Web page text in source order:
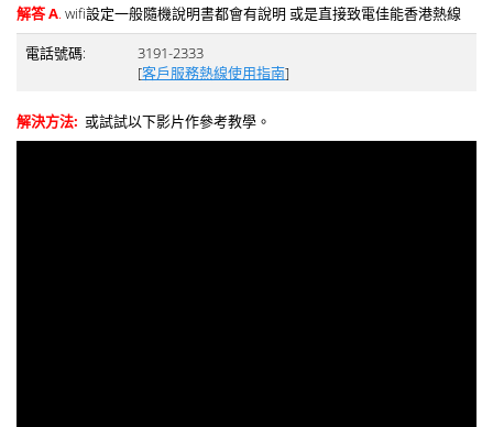
解答 A. wifi設定一般隨機說明書都會有說明 或是直接致電佳能香港熱線
電話號碼:
3191-2333
[客戶服務熱線使用指南]
解決方法: 或試試以下影片作參考教學。